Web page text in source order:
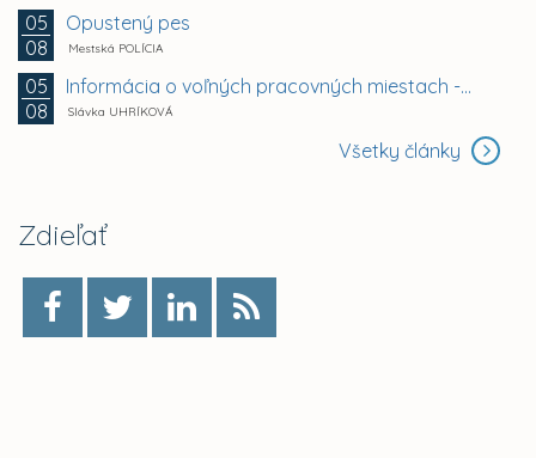
05
08
Opustený pes
Mestská POLÍCIA
05
08
Informácia o voľných pracovných miestach -...
Slávka UHRÍKOVÁ
Všetky články
Zdieľať